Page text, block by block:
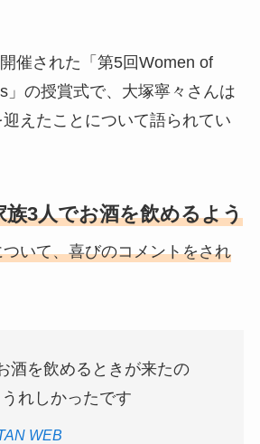
催された「第5回Women of
」の授賞式で、大塚寧々さんは
えたことについて語られてい
族3人でお酒を飲めるよう
いて、喜びのコメントをされ
酒を飲めるときが来たの
れしかったです
WEB